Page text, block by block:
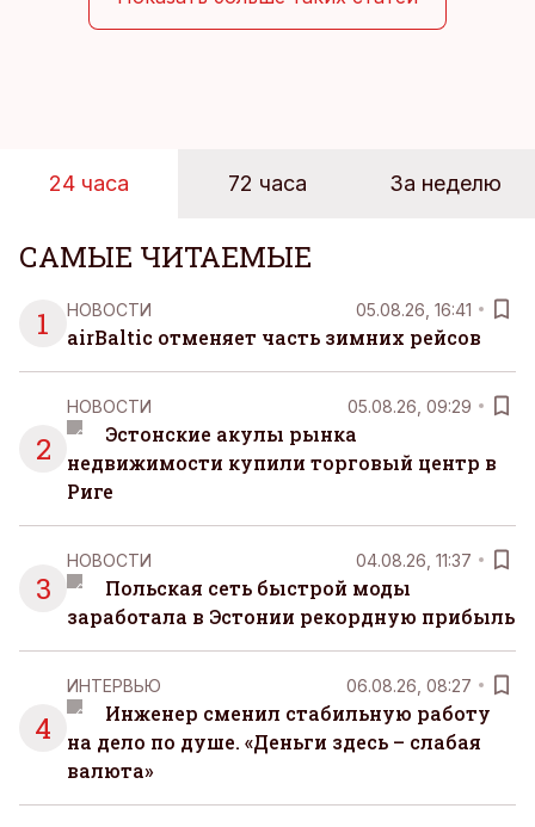
24 часа 72 часа За неделю
САМЫЕ ЧИТАЕМЫЕ
1
НОВОСТИ 05.08.26, 16:41
airBaltic отменяет часть зимних рейсов
2
НОВОСТИ 05.08.26, 09:29
Эстонские акулы рынка
недвижимости купили торговый центр в
Риге
3
НОВОСТИ 04.08.26, 11:37
Польская сеть быстрой моды
заработала в Эстонии рекордную прибыль
4
ИНТЕРВЬЮ 06.08.26, 08:27
Инженер сменил стабильную работу
на дело по душе. «Деньги здесь – слабая
валюта»